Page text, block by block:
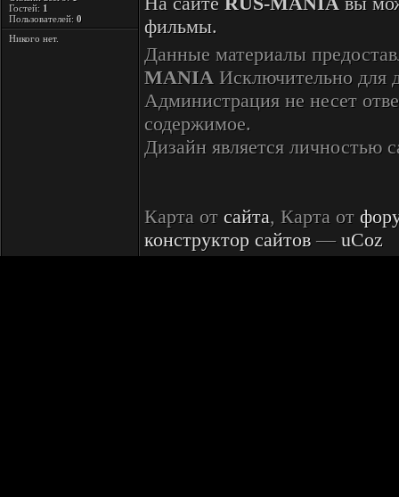
Гостей: 1
Пользователей: 0
Никого нет.
фильмы.
Данные материалы
MANIA Исключительно для
Администрация не несет
содержимое.
Дизайн является личностью
Карта от сайта, Карта от
конструктор сайтов — uCoz